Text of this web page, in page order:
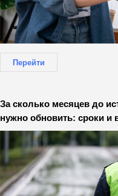
Перейти
За сколько месяцев до
нужно обновить: сроки